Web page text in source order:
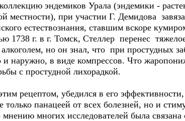
эндемиков Урала (эндемики -
местности), при участии Г. Демидова
естествознания, ставшим вскоре
г. в г. Томск, Стеллер перенес тяжелое
но он знал, что при простудных
и наружно, в виде компрессов. Что
с простудной лихорадкой.
рецептом, убедился в его
только панацеей от всех болезней, но и
многих исследователей была